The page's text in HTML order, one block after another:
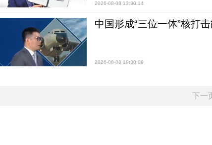
2026-08-08 13:30:14
中国形成“三位一体”核打
2026-08-08 19:30:09
下一